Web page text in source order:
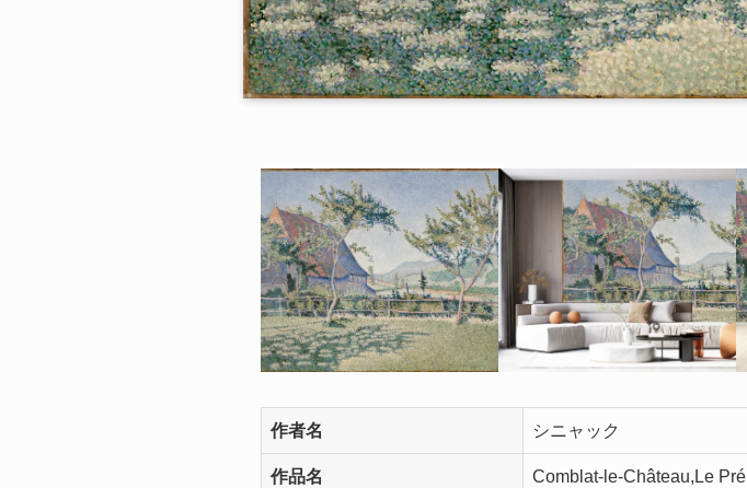
作者名 シニャック
作品名 Comblat-le-Château,Le Pré